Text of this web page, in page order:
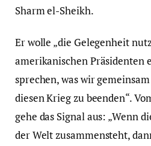
Sharm el-Sheikh.
Er wolle „die Gelegenheit
amerikanischen Präsidenten
sprechen, was wir
diesen Krieg zu beenden“.
gehe das Signal aus: „Wenn
der Welt zusammensteht,